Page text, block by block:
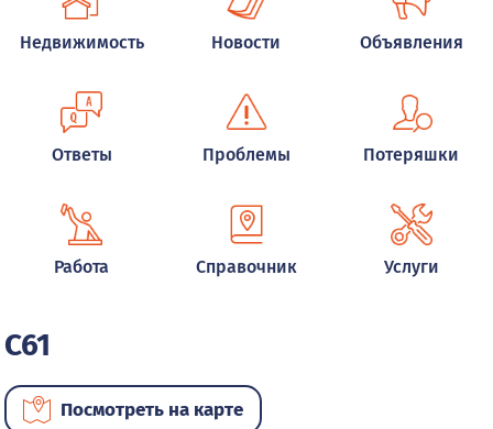
Недвижимость Новости Объявления
Ответы Проблемы Потеряшки
Работа Справочник Услуги
C61
Посмотреть на карте